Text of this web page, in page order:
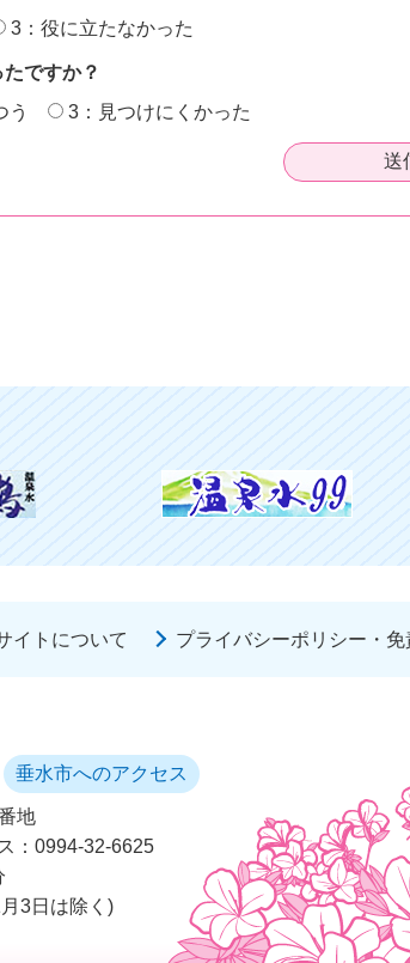
3：役に立たなかった
ですか？
う 3：見つけにくかった
イトについて プライバシーポリシー・
垂水市へのアクセス
地
：0994-32-6625
3日は除く)